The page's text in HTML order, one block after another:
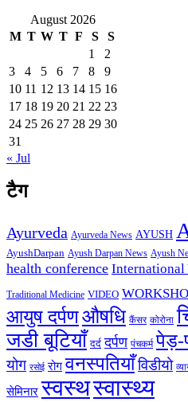
August 2026
M T W T F S
S
1
2
3
4 5 6 7 8
9
10 11 12 13 14 15 16
17 18 19 20 21 22 23
24 25 26 27 28 29 30
31
« Jul
टैग
Ayurveda Ayurveda News AYUSH
AyushDarpan Ayush Darpan News Ayush
health conference International
Traditional Medicine VIDEO
आयुष दर्पणऔषधि कैंसर कोरोना
जडी बूटियाँ दर्द दर्पण पंचकर्म पेड़-
योग रसोई रोग वनस्पतियाँविडीयो
सेमिनार स्वस्थस्वास्थ्य